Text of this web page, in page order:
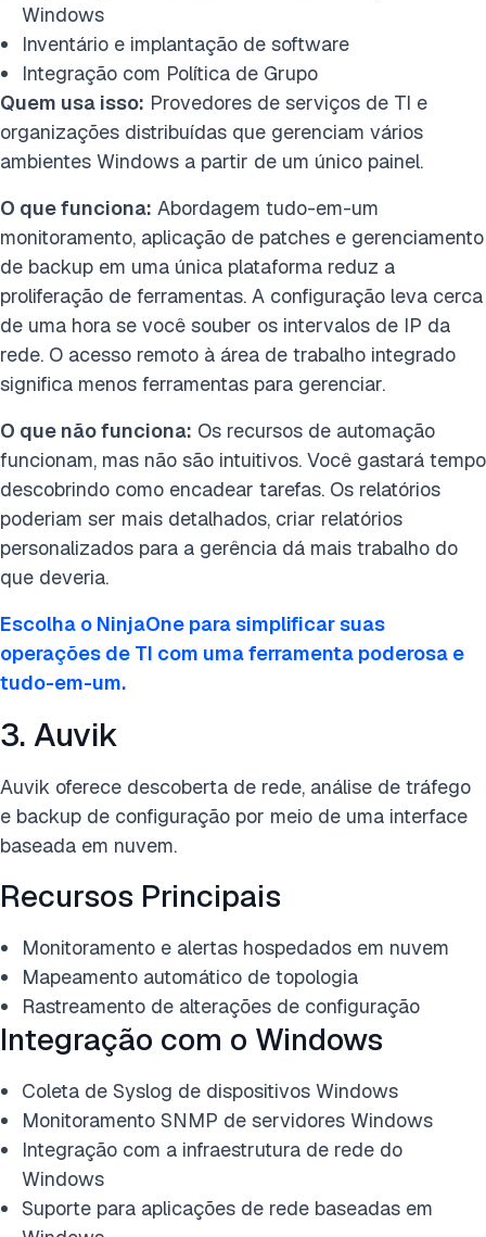
Windows
Inventário e implantação de software
Integração com Política de Grupo
Quem usa isso: Provedores de serviços de TI e
organizações distribuídas que gerenciam vários
ambientes Windows a partir de um único painel.
O que funciona: Abordagem tudo-em-um
monitoramento, aplicação de patches e gerenciamento
de backup em uma única plataforma reduz a
proliferação de ferramentas. A configuração leva cerca
de uma hora se você souber os intervalos de IP da
rede. O acesso remoto à área de trabalho integrado
significa menos ferramentas para gerenciar.
O que não funciona: Os recursos de automação
funcionam, mas não são intuitivos. Você gastará tempo
descobrindo como encadear tarefas. Os relatórios
poderiam ser mais detalhados, criar relatórios
personalizados para a gerência dá mais trabalho do
que deveria.
Escolha o NinjaOne para simplificar suas
operações de TI com uma ferramenta poderosa e
tudo-em-um.
3. Auvik
Auvik oferece descoberta de rede, análise de tráfego
e backup de configuração por meio de uma interface
baseada em nuvem.
Recursos Principais
Monitoramento e alertas hospedados em nuvem
Mapeamento automático de topologia
Rastreamento de alterações de configuração
Integração com o Windows
Coleta de Syslog de dispositivos Windows
Monitoramento SNMP de servidores Windows
Integração com a infraestrutura de rede do
Windows
Suporte para aplicações de rede baseadas em